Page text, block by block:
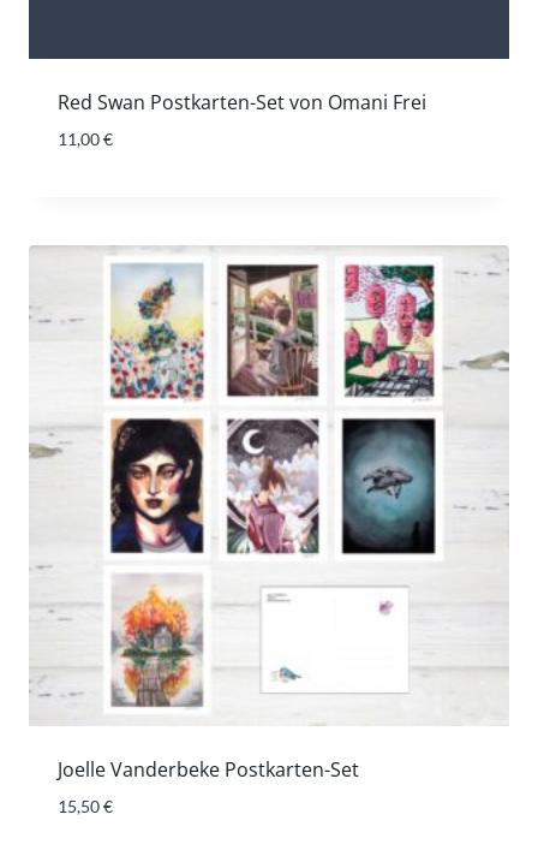
Red Swan Postkarten-Set von Omani Frei
11,00€
Joelle Vanderbeke Postkarten-Set
15,50€